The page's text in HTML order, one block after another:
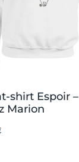
shirt Espoir –
Marion